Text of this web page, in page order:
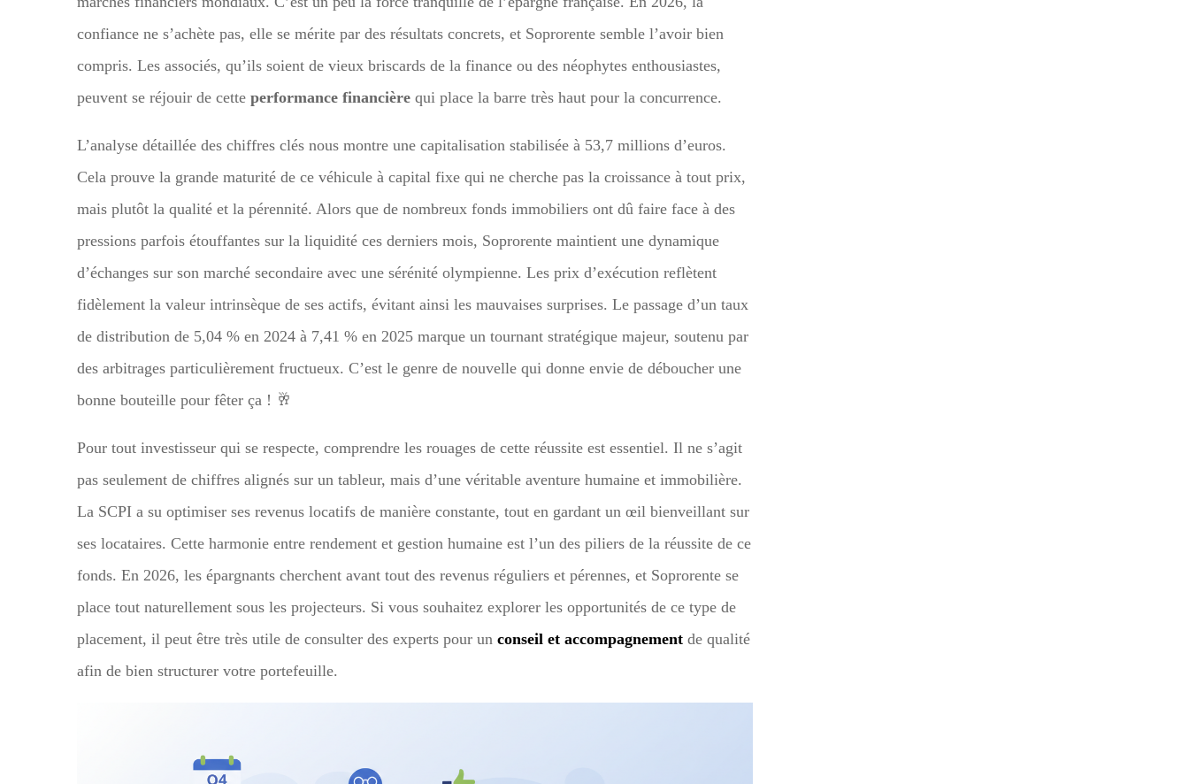
confiance ne s’achète pas, elle se mérite par des résultats concrets, et Soprorente semble l’avoir bien
compris. Les associés, qu’ils soient de vieux briscards de la finance ou des néophytes enthousiastes,
peuvent se réjouir de cette performance financière qui place la barre très haut pour la concurrence.
L’analyse détaillée des chiffres clés nous montre une capitalisation stabilisée à 53,7 millions d’euros.
Cela prouve la grande maturité de ce véhicule à capital fixe qui ne cherche pas la croissance à tout prix,
mais plutôt la qualité et la pérennité. Alors que de nombreux fonds immobiliers ont dû faire face à des
pressions parfois étouffantes sur la liquidité ces derniers mois, Soprorente maintient une dynamique
d’échanges sur son marché secondaire avec une sérénité olympienne. Les prix d’exécution reflètent
fidèlement la valeur intrinsèque de ses actifs, évitant ainsi les mauvaises surprises. Le passage d’un taux
de distribution de 5,04 % en 2024 à 7,41 % en 2025 marque un tournant stratégique majeur, soutenu par
des arbitrages particulièrement fructueux. C’est le genre de nouvelle qui donne envie de déboucher une
bonne bouteille pour fêter ça ! 🥂
Pour tout investisseur qui se respecte, comprendre les rouages de cette réussite est essentiel. Il ne s’agit
pas seulement de chiffres alignés sur un tableur, mais d’une véritable aventure humaine et immobilière.
La SCPI a su optimiser ses revenus locatifs de manière constante, tout en gardant un œil bienveillant sur
ses locataires. Cette harmonie entre rendement et gestion humaine est l’un des piliers de la réussite de ce
fonds. En 2026, les épargnants cherchent avant tout des revenus réguliers et pérennes, et Soprorente se
place tout naturellement sous les projecteurs. Si vous souhaitez explorer les opportunités de ce type de
placement, il peut être très utile de consulter des experts pour un conseil et accompagnement de qualité
afin de bien structurer votre portefeuille.